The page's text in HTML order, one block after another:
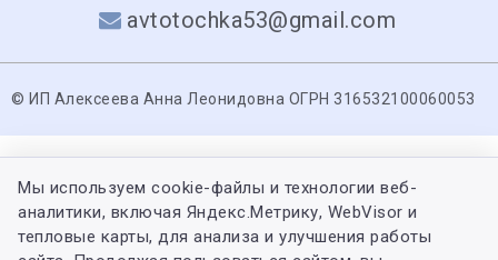
avtotochka53@gmail.com
© ИП Алексеева Анна Леонидовна ОГРН 316532100060053
Мы используем cookie-файлы и технологии веб-
аналитики, включая Яндекс.Метрику, WebVisor и
тепловые карты, для анализа и улучшения работы